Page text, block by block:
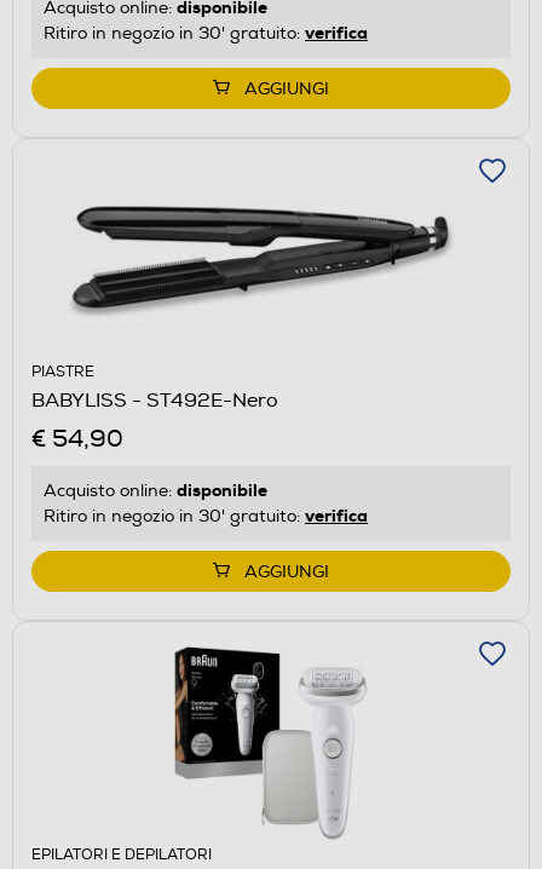
Acquisto online: disponibile
Ritiro in negozio in 30' gratuito: verifica
AGGIUNGI
PIASTRE
BABYLISS - ST492E-Nero
€ 54,90
Acquisto online: disponibile
Ritiro in negozio in 30' gratuito: verifica
AGGIUNGI
EPILATORI E DEPILATORI